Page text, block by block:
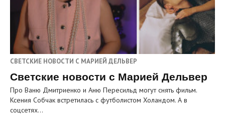
СВЕТСКИЕ НОВОСТИ С МАРИЕЙ ДЕЛЬВЕР
Светские новости с Марией Дельвер
Про Ваню Дмитриенко и Аню Пересильд могут снять фильм.
Ксения Собчак встретилась с футболистом Холандом. А в
соцсетях…